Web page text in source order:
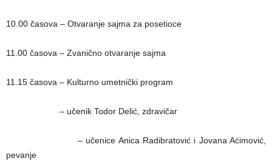
10.00 časova – Otvaranje sajma za posetioce
11.00 časova – Zvanično otvaranje sajma
11.15 časova – Kulturno umetnički program
– učenik Todor Delić, zdravičar
– učenice Anica Radibratović i Jovana Aćimović,
pevanje